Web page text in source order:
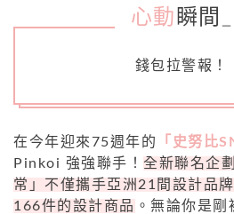
心動 瞬間
錢包拉警報！
在今年迎來75週年的 「史努比
Pinkoi 強強聯手！ 全新聯名企
常」不僅攜手亞洲21間設計品
166件的設計商品 。無論你是